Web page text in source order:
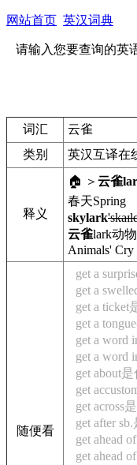
网站首页 英汉词典
请输入您要查询的英
词汇
云雀
类别
英汉互译在
释义
🏠 ＞ 云雀
春天Spring
skylark
云雀lark动
Animals' Cry
随便看
get a
get a
get a ticket
get a
get a word
get a word
get about
get
get across
get after
get ahead
get ahead